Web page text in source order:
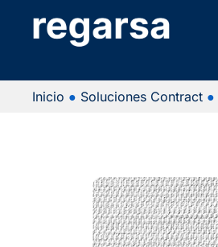
Inicio ● Soluciones Contract ●